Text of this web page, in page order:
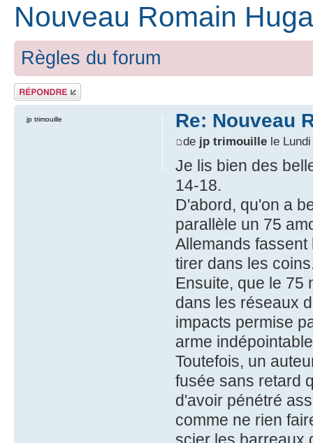
Nouveau Romain
Règles du forum
Répondre
Re: Nouveau
de jp trimouillele Lundi
Je lis bien des
14-18.
D'abord, qu'on a
parallèle un 75
Allemands
tirer dans les
Ensuite, que le 75
dans les réseaux
impacts permise
arme
Toutefois, un
fusée sans retard
d'avoir pénétré
comme ne rien
jp trimouille